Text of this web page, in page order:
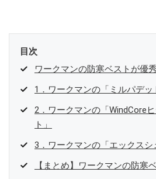
目次
ワークマンの防寒ベストが優
1．ワークマンの「ミルパデッ
2．ワークマンの「WindCore
ト」
3．ワークマンの「エックスシ
【まとめ】ワークマンの防寒